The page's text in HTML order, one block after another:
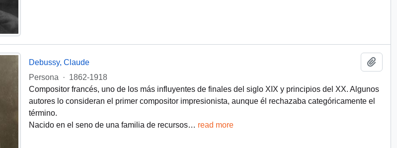
Debussy, Claude
Persona
· 1862-1918
Compositor francés, uno de los más influyentes de finales del siglo XIX y principios del XX. Algunos
autores lo consideran el primer compositor impresionista, aunque él rechazaba categóricamente el
término.
Nacido en el seno de una familia de recursos… read more